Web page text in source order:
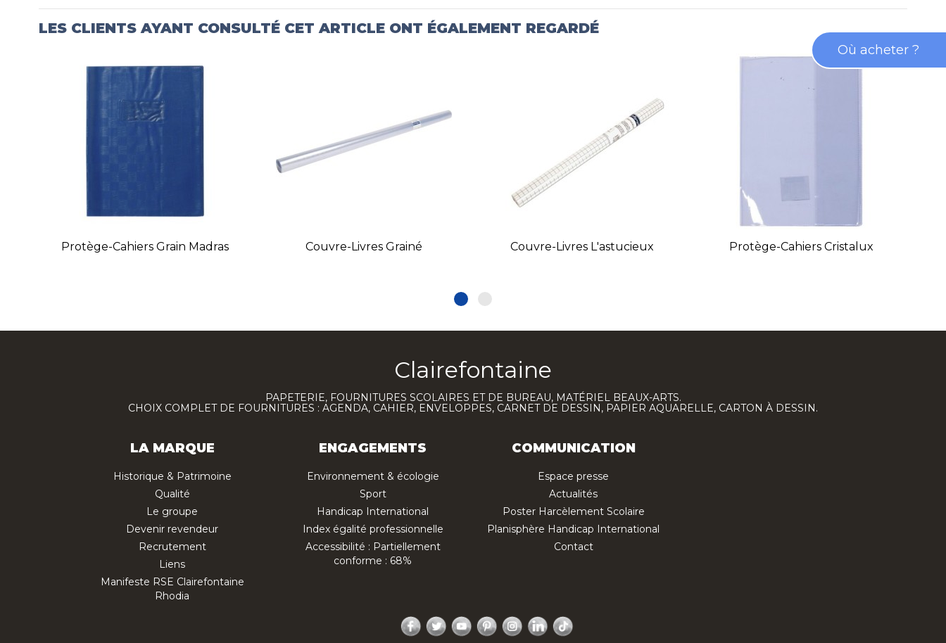
LES CLIENTS AYANT CONSULTÉ CET ARTICLE ONT ÉGALEMENT REGARDÉ
Protège-Cahiers Grain Madras Couvre-Livres Grainé Couvre-Livres L'astucieux Protège-Cahiers Cristalux
Clairefontaine
PAPETERIE, FOURNITURES SCOLAIRES ET DE BUREAU, MATÉRIEL BEAUX-ARTS.
CHOIX COMPLET DE FOURNITURES : AGENDA, CAHIER, ENVELOPPES, CARNET DE DESSIN, PAPIER AQUARELLE, CARTON À DESSIN.
LA MARQUE
Historique & Patrimoine
Qualité
Le groupe
Devenir revendeur
Recrutement
Liens
Manifeste RSE Clairefontaine
Rhodia
ENGAGEMENTS
Environnement & écologie
Sport
Handicap International
Index égalité professionnelle
Accessibilité : Partiellement
conforme : 68%
COMMUNICATION
Espace presse
Actualités
Poster Harcèlement Scolaire
Planisphère Handicap International
Contact
Facebook
TwitterYouTubePinterestInstagram
LinkedIn
Où acheter ?